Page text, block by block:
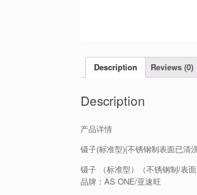
Description Reviews (0)
Description
产品详情
镊子(标准型)(不锈钢制表面已清
镊子 （标准型）（不锈钢制/表
品牌：AS ONE/亚速旺